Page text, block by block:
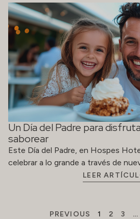
Un Día del Padre para
saborear
Este Día del Padre, en Hospes
celebrar a lo grande a través de
LEER
PREVIOUS 1 2 3 …